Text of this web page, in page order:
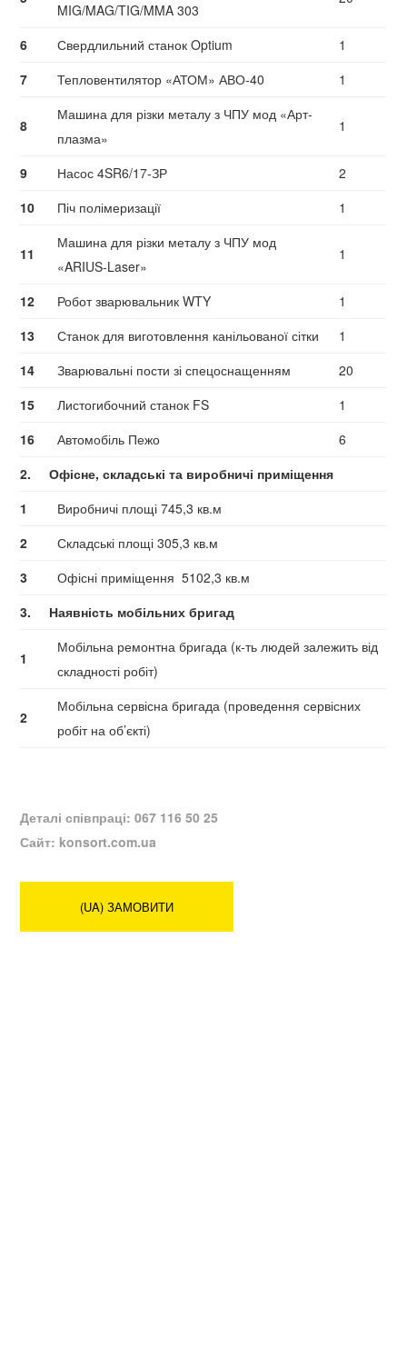
MIG/MAG/TIG/MMA 303
6 Свердлильний станок Optium
1
7
Тепловентилятор «АТОМ» АВО-40 1
8
Машина для різки металу з ЧПУ мод «Арт-
плазма»
1
9 Насос 4SR6/17-ЗР
2
10
Піч полімеризації 1
11
Машина для різки металу з ЧПУ мод
«ARIUS-Laser»
1
12 Робот зварювальник WTY
1
13
Станок для виготовлення канільованої сітки
1
14
Зварювальні пости зі спецоснащенням
20
15
Листогибочний станок FS
1
16
Автомобіль Пежо
6
2.Офісне, складські та виробничі приміщення
1
Виробничі площі 745,3 кв.м
2
Складські площі 305,3 кв.м
3
Офісні приміщення 5102,3 кв.м
3. Наявність мобільних бригад
1
Мобільна ремонтна бригада (к-ть людей залежить від
складності робіт)
2
Мобільна сервісна бригада (проведення сервісних
робіт на об’єкті)
Деталі співпраці: 067 116 50 25
Сайт: konsort.com.ua
(UA) ЗАМОВИТИ